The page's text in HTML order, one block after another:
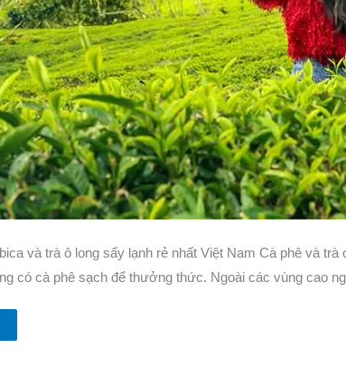
và trà ô long sấy lạnh rẻ nhất Việt Nam Cà phê và
có cà phê sạch để thưởng thức. Ngoài các vùng cao